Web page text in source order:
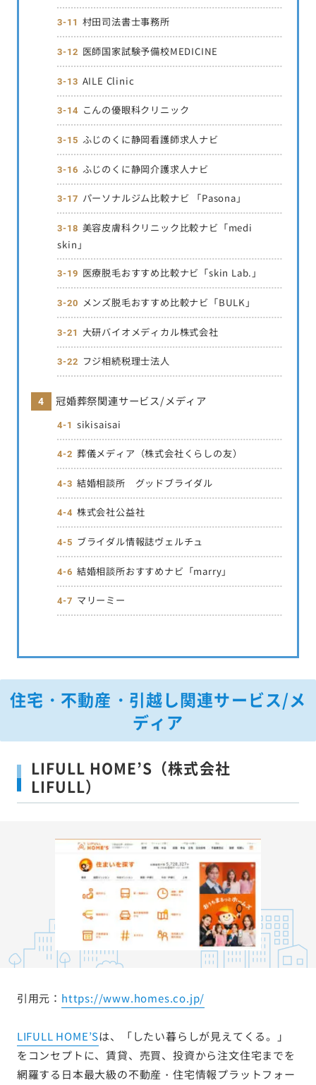
村田司法書士事務所
医師国家試験予備校MEDICINE
AILE Clinic
こんの優眼科クリニック
ふじのくに静岡看護師求人ナビ
ふじのくに静岡介護求人ナビ
パーソナルジム比較ナビ 「Pasona」
美容皮膚科クリニック比較ナビ「medi
skin」
医療脱毛おすすめ比較ナビ「skin Lab.」
メンズ脱毛おすすめ比較ナビ「BULK」
大研バイオメディカル株式会社
フジ相続税理士法人
冠婚葬祭関連サービス/メディア
sikisaisai
葬儀メディア（株式会社くらしの友）
結婚相談所 グッドブライダル
株式会社公益社
ブライダル情報誌ヴェルチュ
結婚相談所おすすめナビ「marry」
マリーミー
住宅・不動産・引越し関連サービス/メ
ディア
LIFULL HOME’S（株式会社
LIFULL）
引用元： https://www.homes.co.jp/
LIFULL HOME’Sは、「したい暮らしが見えてくる。」
をコンセプトに、賃貸、売買、投資から注文住宅までを
網羅する日本最大級の不動産・住宅情報プラットフォー